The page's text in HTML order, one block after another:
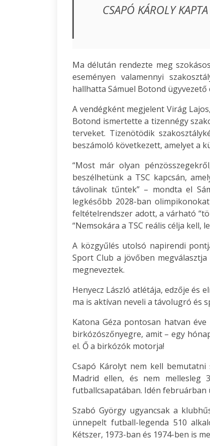
CSAPÓ KÁROLY
Ma délután rendezte meg
eseményen valamennyi
hallhatta Sámuel Botond
A vendégként megjelent Virág
Botond ismertette a tizennégy
terveket. Tizenötödik
beszámoló következett, amelyet a
“Most már olyan
beszélhetünk a TSC kapcsán,
távolinak tűntek” – mondta el
legkésőbb 2028-ban
feltételrendszer adott, a várható
“Nemsokára a TSC reális célja kell,
A közgyűlés utolsó napirendi
Sport Club a jövőben
megneveztek.
Henyecz László atlétája, edzője és
ma is aktívan neveli a távolugró és
Katona Géza pontosan hatvan
birkózószőnyegre, amit – egy
el. Ő a birkózók motorja!
Csapó Károlyt nem kell
Madrid ellen, és nem mellesleg
futballcsapatában. Idén
Szabó György ugyancsak a
ünnepelt futball-legenda 510
Kétszer, 1973-ban és 1974-ben is